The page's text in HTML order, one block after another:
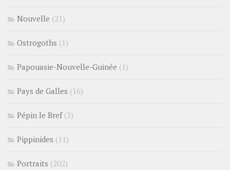
Nouvelle (21)
Ostrogoths (1)
Papouasie-Nouvelle-Guinée (1)
Pays de Galles (16)
Pépin le Bref(3)
Pippinides (11)
Portraits (202)